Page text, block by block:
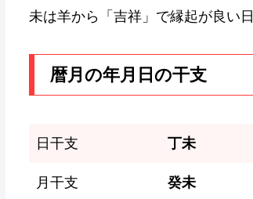
未は羊から「吉祥」で縁起が良い日
暦月の年月日の干支
日干支 丁未
月干支 癸未